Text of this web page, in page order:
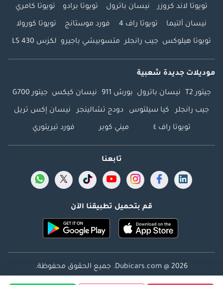
تويوتا لاند كروزر نيسان باترول تويوتا برادو تويوتا كامري
نيسان ألتيما تويوتا راف 4 فورد موستانج تويوتا كورولا
تويوتا هيلوكس جيب رانجلر متسوبيشي باجيرو لكزس LS 430
موديلات جديدة شعبية
جيتور T2 نيسان باترول بورش 911 نيسان كيكس جيتور G700
جيب رانجلر كيا سيلتوس دودج تشالينجر نيسان إكس تريل
تويوتا راف ٤ ميني كوبر فورد تيريتوري
تابعنا
قم بتحميل تطبيقنا الآن
Dubicars.com @ 2026. جميع الحقوق محفوظة.